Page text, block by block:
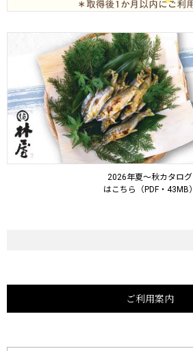
2026年夏～秋カタログ
はこちら（PDF・43MB）
ご利用案内